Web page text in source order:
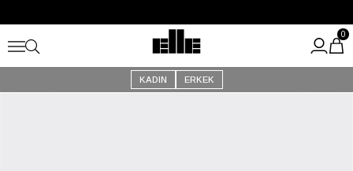
Kargo Ücretsiz!
KADIN ERKEK
0